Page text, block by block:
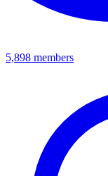
5,898 members